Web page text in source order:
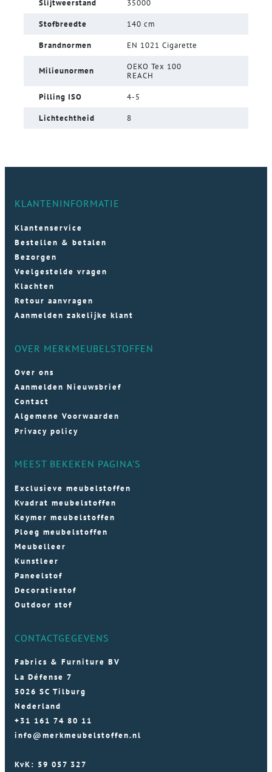
Slijtweerstand 35000
Stofbreedte 140 cm
Brandnormen EN 1021 Cigarette
Milieunormen
OEKO Tex 100
REACH
Pilling ISO 4-5
Lichtechtheid 8
KLANTENINFORMATIE
Klantenservice
Bestellen & betalen
Bezorgen
Veelgestelde vragen
Klachten
Retour aanvragen
Aanmelden zakelijke klant
OVER MERKMEUBELSTOFFEN
Over ons
Aanmelden Nieuwsbrief
Contact
Algemene Voorwaarden
Privacy policy
MEEST BEKEKEN PAGINA'S
Exclusieve meubelstoffen
Kvadrat meubelstoffen
Keymer meubelstoffen
Ploeg meubelstoffen
Meubelleer
Kunstleer
Paneelstof
Decoratiestof
Outdoor stof
CONTACTGEGEVENS
Fabrics & Furniture BV
La Défense 7
5026 SC Tilburg
Nederland
+31 161 74 80 11
info@merkmeubelstoffen.nl
KvK: 59 057 327